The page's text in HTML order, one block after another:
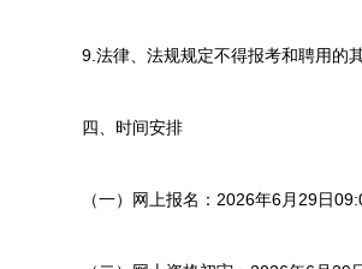
9.法律、法规规定不得报考和聘用的其
四、时间安排
（一）网上报名：2026年6月29日